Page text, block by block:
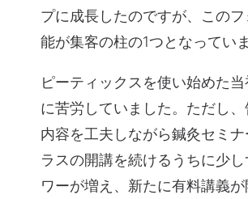
プに成長したのですが、この
能が集客の柱の1つとなっていま
ピーティックスを使い始めた
に苦労していました。ただし
内容を工夫しながら鍼灸セミナ
ラスの開講を続けるうちに少し
ワーが増え、新たに有料講義